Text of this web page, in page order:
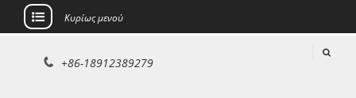
Κυρίως μενού
+86-18912389279